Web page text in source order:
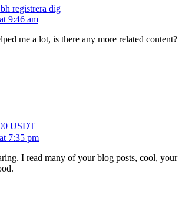
registrera dig
9:46 am
me a lot, is there any more related content?
USDT
7:35 pm
I read many of your blog posts, cool, your